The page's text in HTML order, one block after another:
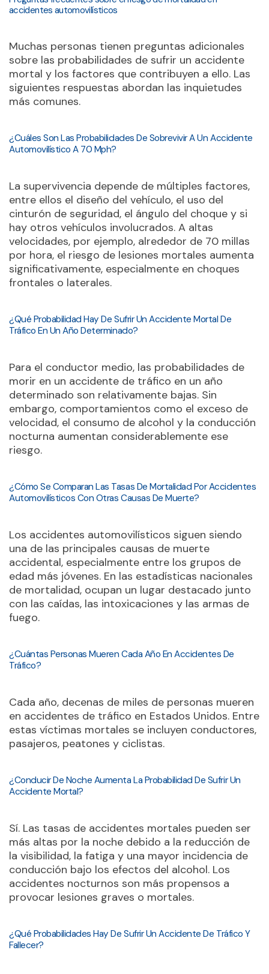
accidentes automovilísticos
Muchas personas tienen preguntas adicionales
sobre las probabilidades de sufrir un accidente
mortal y los factores que contribuyen a ello. Las
siguientes respuestas abordan las inquietudes
más comunes.
¿Cuáles Son Las Probabilidades De Sobrevivir A Un Accidente
Automovilístico A 70 Mph?
La supervivencia depende de múltiples factores,
entre ellos el diseño del vehículo, el uso del
cinturón de seguridad, el ángulo del choque y si
hay otros vehículos involucrados. A altas
velocidades, por ejemplo, alrededor de 70 millas
por hora, el riesgo de lesiones mortales aumenta
significativamente, especialmente en choques
frontales o laterales.
¿Qué Probabilidad Hay De Sufrir Un Accidente Mortal De
Tráfico En Un Año Determinado?
Para el conductor medio, las probabilidades de
morir en un accidente de tráfico en un año
determinado son relativamente bajas. Sin
embargo, comportamientos como el exceso de
velocidad, el consumo de alcohol y la conducción
nocturna aumentan considerablemente ese
riesgo.
¿Cómo Se Comparan Las Tasas De Mortalidad Por Accidentes
Automovilísticos Con Otras Causas De Muerte?
Los accidentes automovilísticos siguen siendo
una de las principales causas de muerte
accidental, especialmente entre los grupos de
edad más jóvenes. En las estadísticas nacionales
de mortalidad, ocupan un lugar destacado junto
con las caídas, las intoxicaciones y las armas de
fuego.
¿Cuántas Personas Mueren Cada Año En Accidentes De
Tráfico?
Cada año, decenas de miles de personas mueren
en accidentes de tráfico en Estados Unidos. Entre
estas víctimas mortales se incluyen conductores,
pasajeros, peatones y ciclistas.
¿Conducir De Noche Aumenta La Probabilidad De Sufrir Un
Accidente Mortal?
Sí. Las tasas de accidentes mortales pueden ser
más altas por la noche debido a la reducción de
la visibilidad, la fatiga y una mayor incidencia de
conducción bajo los efectos del alcohol. Los
accidentes nocturnos son más propensos a
provocar lesiones graves o mortales.
¿Qué Probabilidades Hay De Sufrir Un Accidente De Tráfico Y
Fallecer?